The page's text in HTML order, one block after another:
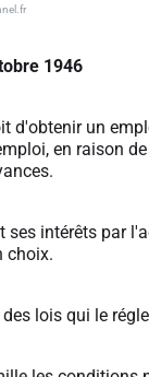
1946
d'obtenir un
en raison
ses intérêts par
choix.
lois qui le